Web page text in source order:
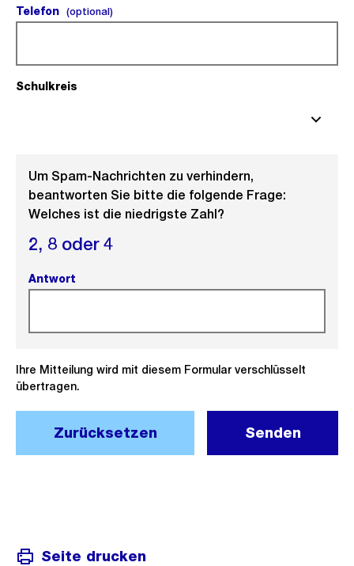
Telefon (optional)(optional).
Schulkreis
Um Spam-Nachrichten zu verhindern,
beantworten Sie bitte die folgende Frage:
Welches ist die niedrigste Zahl?
2, 8 oder4
Antwort
Ihre Mitteilung wird mit diesem Formular verschlüsselt
übertragen.
Zurücksetzen Senden
Seite drucken